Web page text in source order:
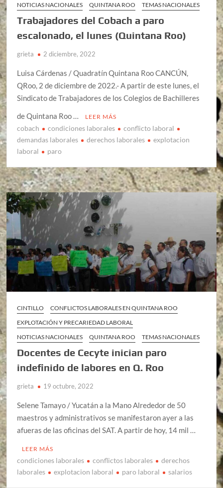
NOTICIAS NACIONALES
QUINTANA ROO TEMAS NACIONALES
Trabajadores del Cobach a paro
escalonado, el lunes (Quintana Roo)
grieta 2 diciembre, 2022
Luisa Cárdenas / Quadratín Quintana Roo CANCÚN,
QRoo, 2 de diciembre de 2022.- A partir de este lunes, el
Sindicato de Trabajadores de los Colegios de Bachilleres
de Quintana Roo …
LEER MÁS
cobach condiciones laborales
conflicto laboral
demandas laborales
derechos laborales
explotacion
laboral
paro
CINTILLO
CONFLICTOS LABORALES EN QUINTANA ROO
EXPLOTACIÓN Y PRECARIEDAD LABORAL
NOTICIAS NACIONALES
QUINTANA ROO TEMAS NACIONALES
Docentes de Cecyte inician paro
indefinido de labores en Q. Roo
grieta 19 octubre, 2022
Selene Tamayo / Yucatán a la Mano Alrededor de 50
maestros y administrativos se manifestaron ayer a las
afueras de las oficinas del SAT. A partir de hoy, 14 mil …
LEER MÁS
condiciones laborales conflictos laborales
derechos
laborales
explotacion laboral paro laboral salarios